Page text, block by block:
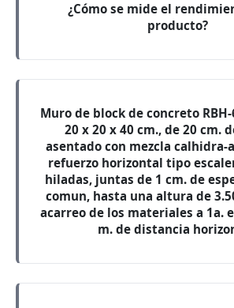
¿Cómo se mide el
producto?
Muro de block de concreto RBH-
20 x 20 x 40 cm., de 20 cm.
asentado con mezcla calhidra-
refuerzo horizontal tipo
hiladas, juntas de 1 cm. de
comun, hasta una altura de
acarreo de los materiales a 1a.
m. de distancia